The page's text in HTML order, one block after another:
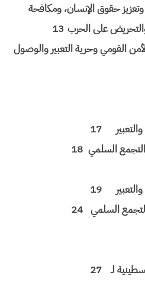
حقوق الإنسان، ومكافحة
على الحرب 13
القومي وحرية التعبير والوصول
17
السلمي 18
19
السلمي 24
لـ
27